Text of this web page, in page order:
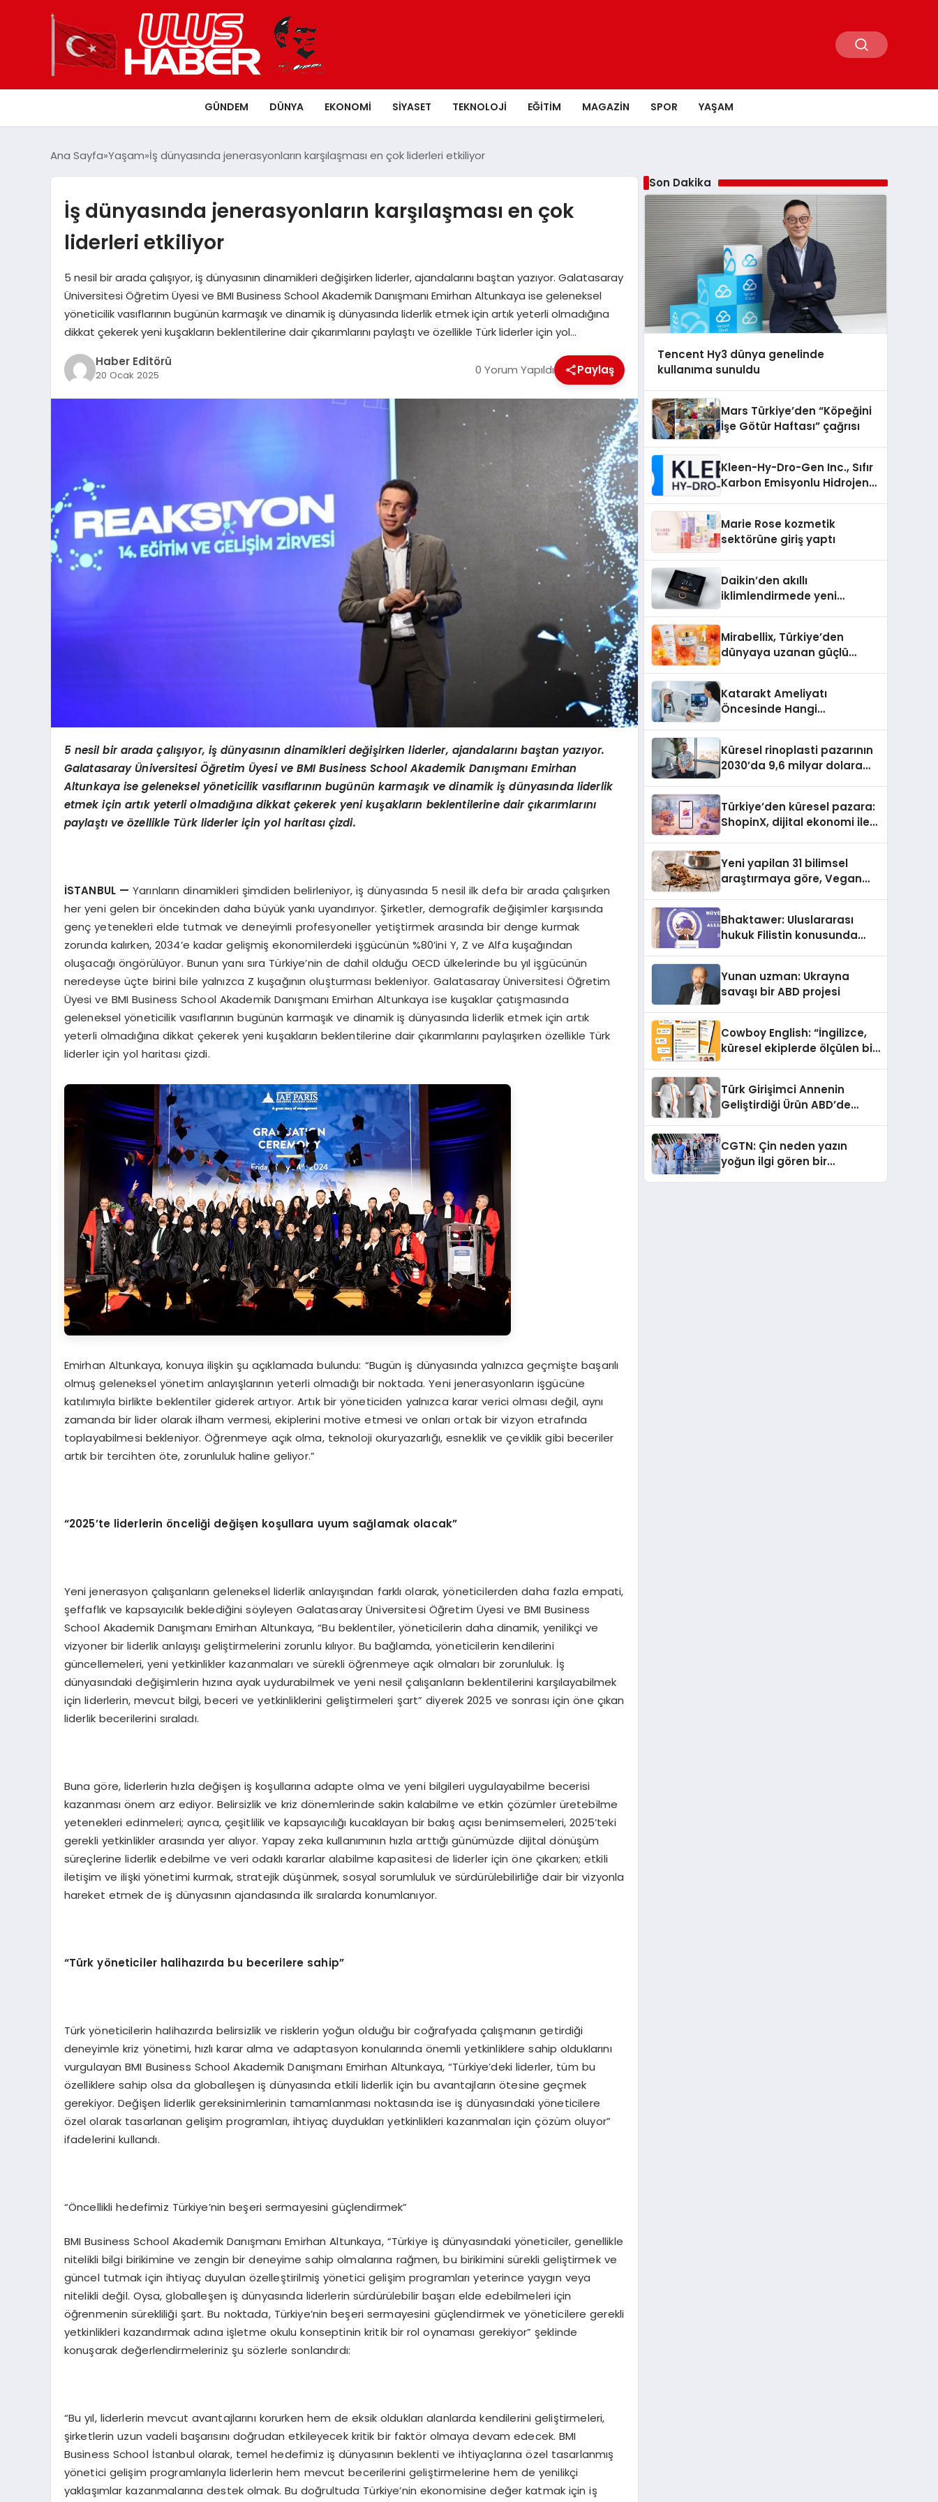
GÜNDEM DÜNYA EKONOMI SIYASET TEKNOLOJI EĞITIM MAGAZIN SPOR YAŞAM
Ana Sayfa Yaşam İş dünyasında jenerasyonların karşılaşması en çok liderleri etkiliyor
İş dünyasında jenerasyonların karşılaşması en çok
liderleri etkiliyor
5 nesil bir arada çalışıyor, iş dünyasının dinamikleri değişirken liderler, ajandalarını baştan yazıyor. Galatasaray
Üniversitesi Öğretim Üyesi ve BMI Business School Akademik Danışmanı Emirhan Altunkaya ise geleneksel
yöneticilik vasıflarının bugünün karmaşık ve dinamik iş dünyasında liderlik etmek için artık yeterli olmadığına
dikkat çekerek yeni kuşakların beklentilerine dair çıkarımlarını paylaştı ve özellikle Türk liderler için yol…
Haber Editörü
20 Ocak 2025 0 Yorum Yapıldı Paylaş
5 nesil bir arada çalışıyor, iş dünyasının dinamikleri değişirken liderler, ajandalarını baştan yazıyor.
GalatasarayÜniversitesi Öğretim Üyesi ve BMI Business School Akademik Danışmanı Emirhan
Altunkaya ise geleneksel yöneticilik vasıflarının bugünün karmaşık ve dinamik iş dünyasında liderlik
etmek için artık yeterli olmadığına dikkat çekerek yeni kuşakların beklentilerine dair çıkarımlarını
paylaştı veözellikle Türk liderler için yol haritası çizdi.
İSTANBUL — Yarınların dinamikleri şimdiden belirleniyor, iş dünyasında 5 nesil ilk defa bir arada çalışırken
her yeni gelen bir öncekinden daha büyük yankı uyandırıyor. Şirketler, demografik değişimler karşısında
genç yetenekleri elde tutmak ve deneyimli profesyoneller yetiştirmek arasında bir denge kurmak
zorunda kalırken, 2034’e kadar gelişmiş ekonomilerdeki işgücünün %80’ini Y, Z ve Alfa kuşağından
oluşacağı öngörülüyor. Bunun yanı sıra Türkiye’nin de dahil olduğu OECD ülkelerinde bu yıl işgücünün
neredeyse üçte birini bile yalnızca Z kuşağının oluşturması bekleniyor. Galatasaray Üniversitesi Öğretim
Üyesi ve BMI Business School Akademik Danışmanı Emirhan Altunkaya ise kuşaklar çatışmasında
geleneksel yöneticilik vasıflarının bugünün karmaşık ve dinamik iş dünyasında liderlik etmek için artık
yeterli olmadığına dikkat çekerek yeni kuşakların beklentilerine dair çıkarımlarını paylaşırken özellikle Türk
liderler için yol haritası çizdi.
Emirhan Altunkaya, konuya ilişkin şu açıklamada bulundu: “Bugün iş dünyasında yalnızca geçmişte başarılı
olmuş geleneksel yönetim anlayışlarının yeterli olmadığı bir noktada. Yeni jenerasyonların işgücüne
katılımıyla birlikte beklentiler giderek artıyor. Artık bir yöneticiden yalnızca karar verici olması değil, aynı
zamanda bir lider olarak ilham vermesi, ekiplerini motive etmesi ve onları ortak bir vizyon etrafında
toplayabilmesi bekleniyor. Öğrenmeye açık olma, teknoloji okuryazarlığı, esneklik ve çeviklik gibi beceriler
artık bir tercihten öte, zorunluluk haline geliyor.”
“2025’te liderlerin önceliği değişen koşullara uyum sağlamak olacak”
Yeni jenerasyon çalışanların geleneksel liderlik anlayışından farklı olarak, yöneticilerden daha fazla empati,
şeffaflık ve kapsayıcılık beklediğini söyleyen Galatasaray Üniversitesi Öğretim Üyesi ve BMI Business
School Akademik Danışmanı Emirhan Altunkaya, “Bu beklentiler, yöneticilerin daha dinamik, yenilikçi ve
vizyoner bir liderlik anlayışı geliştirmelerini zorunlu kılıyor. Bu bağlamda, yöneticilerin kendilerini
güncellemeleri, yeni yetkinlikler kazanmaları ve sürekli öğrenmeye açık olmaları bir zorunluluk. İş
dünyasındaki değişimlerin hızına ayak uydurabilmek ve yeni nesil çalışanların beklentilerini karşılayabilmek
için liderlerin, mevcut bilgi, beceri ve yetkinliklerini geliştirmeleri şart” diyerek 2025 ve sonrası için öne çıkan
liderlik becerilerini sıraladı.
Buna göre, liderlerin hızla değişen iş koşullarına adapte olma ve yeni bilgileri uygulayabilme becerisi
kazanması önem arz ediyor. Belirsizlik ve kriz dönemlerinde sakin kalabilme ve etkin çözümler üretebilme
yetenekleri edinmeleri; ayrıca, çeşitlilik ve kapsayıcılığı kucaklayan bir bakış açısı benimsemeleri, 2025’teki
gerekli yetkinlikler arasında yer alıyor. Yapay zeka kullanımının hızla arttığı günümüzde dijital dönüşüm
süreçlerine liderlik edebilme ve veri odaklı kararlar alabilme kapasitesi de liderler için öne çıkarken; etkili
iletişim ve ilişki yönetimi kurmak, stratejik düşünmek, sosyal sorumluluk ve sürdürülebilirliğe dair bir vizyonla
hareket etmek de iş dünyasının ajandasında ilk sıralarda konumlanıyor.
“Türk yöneticiler halihazırda bu becerilere sahip”
Türk yöneticilerin halihazırda belirsizlik ve risklerin yoğun olduğu bir coğrafyada çalışmanın getirdiği
deneyimle kriz yönetimi, hızlı karar alma ve adaptasyon konularında önemli yetkinliklere sahip olduklarını
vurgulayan BMI Business School Akademik Danışmanı Emirhan Altunkaya, “Türkiye’deki liderler, tüm bu
özelliklere sahip olsa da globalleşen iş dünyasında etkili liderlik için bu avantajların ötesine geçmek
gerekiyor. Değişen liderlik gereksinimlerinin tamamlanması noktasında ise iş dünyasındaki yöneticilere
özel olarak tasarlanan gelişim programları, ihtiyaç duydukları yetkinlikleri kazanmaları için çözüm oluyor”
ifadelerini kullandı.
“Öncellikli hedefimiz Türkiye’nin beşeri sermayesini güçlendirmek”
BMI Business School Akademik Danışmanı Emirhan Altunkaya, “Türkiye iş dünyasındaki yöneticiler, genellikle
nitelikli bilgi birikimine ve zengin bir deneyime sahip olmalarına rağmen, bu birikimini sürekli geliştirmek ve
güncel tutmak için ihtiyaç duyulan özelleştirilmiş yönetici gelişim programları yeterince yaygın veya
nitelikli değil. Oysa, globalleşen iş dünyasında liderlerin sürdürülebilir başarı elde edebilmeleri için
öğrenmenin sürekliliği şart. Bu noktada, Türkiye’nin beşeri sermayesini güçlendirmek ve yöneticilere gerekli
yetkinlikleri kazandırmak adına işletme okulu konseptinin kritik bir rol oynaması gerekiyor” şeklinde
konuşarak değerlendirmeleriniz şu sözlerle sonlandırdı:
“Bu yıl, liderlerin mevcut avantajlarını korurken hem de eksik oldukları alanlarda kendilerini geliştirmeleri,
şirketlerin uzun vadeli başarısını doğrudan etkileyecek kritik bir faktör olmaya devam edecek. BMI
Business School İstanbul olarak, temel hedefimiz iş dünyasının beklenti ve ihtiyaçlarına özel tasarlanmış
yönetici gelişim programlarıyla liderlerin hem mevcut becerilerini geliştirmelerine hem de yenilikçi
yaklaşımlar kazanmalarına destek olmak. Bu doğrultuda Türkiye’nin ekonomisine değer katmak için iş
Son Dakika
Tencent Hy3 dünya genelinde
kullanıma sunuldu
Mars Türkiye’den “Köpeğini
İşe Götür Haftası” çağrısı
Kleen-Hy-Dro-Gen Inc., Sıfır
Karbon Emisyonlu Hidrojen
Aldı
Marie Rose kozmetik
sektörüne giriş yaptı
Daikin’den akıllı
iklimlendirmede yeni
Mirabellix, Türkiye’den
dünyaya uzanan güçlü
Katarakt Ameliyatı
Öncesinde Hangi
Küresel rinoplasti pazarının
2030’da 9,6 milyar dolara
Türkiye’den küresel pazara:
ShopinX, dijital ekonomi ile
Yeni yapilan 31 bilimsel
araştırmaya göre, Vegan
Sindirildiğini Ortaya Koydu
Bhaktawer: Uluslararası
hukuk Filistin konusunda
Yunan uzman: Ukrayna
savaşı bir ABD projesi
Cowboy English: “İngilizce,
küresel ekiplerde ölçülen bir
Türk Girişimci Annenin
Geliştirdiği Ürün ABD’de
Açısı Getiriyor.
CGTN: Çin neden yazın
yoğun ilgi gören bir